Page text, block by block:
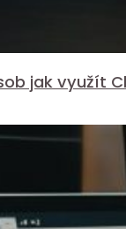
jak využít